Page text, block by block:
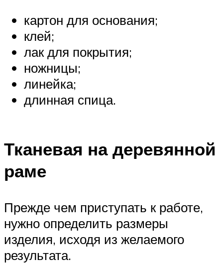
картон для основания;
клей;
лак для покрытия;
ножницы;
линейка;
длинная спица.
Тканевая на деревянной
раме
Прежде чем приступать к работе,
нужно определить размеры
изделия, исходя из желаемого
результата.